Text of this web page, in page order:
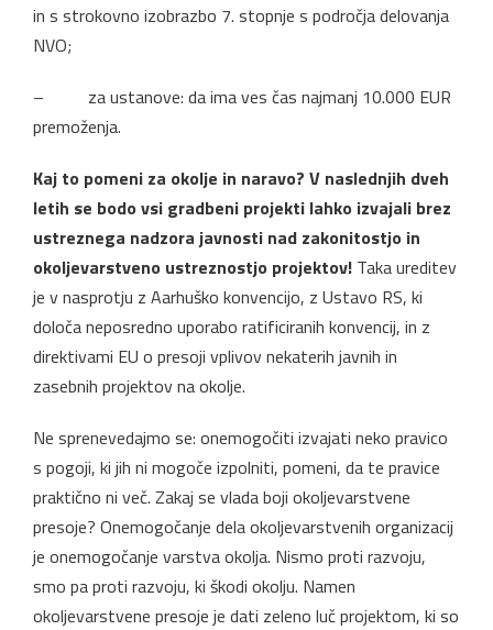
in s strokovno izobrazbo 7. stopnje s področja delovanja
NVO;
– za ustanove: da ima ves čas najmanj 10.000 EUR
premoženja.
Kaj to pomeni za okolje in naravo? V naslednjih dveh
letih se bodo vsi gradbeni projekti lahko izvajali brez
ustreznega nadzora javnosti nad zakonitostjo in
okoljevarstveno ustreznostjo projektov! Taka ureditev
je v nasprotju z Aarhuško konvencijo, z Ustavo RS, ki
določa neposredno uporabo ratificiranih konvencij, in z
direktivami EU o presoji vplivov nekaterih javnih in
zasebnih projektov na okolje.
Ne sprenevedajmo se: onemogočiti izvajati neko pravico
s pogoji, ki jih ni mogoče izpolniti, pomeni, da te pravice
praktično ni več. Zakaj se vlada boji okoljevarstvene
presoje? Onemogočanje dela okoljevarstvenih organizacij
je onemogočanje varstva okolja. Nismo proti razvoju,
smo pa proti razvoju, ki škodi okolju. Namen
okoljevarstvene presoje je dati zeleno luč projektom, ki so